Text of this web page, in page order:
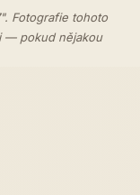
Fotografie tohoto
— pokud nějakou